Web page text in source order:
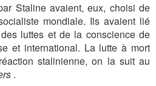
Staline avaient, eux, choisi de
mondiale. Ils avaient lié
luttes et de la conscience de
et international. La lutte à mort
stalinienne, on la suit au
.